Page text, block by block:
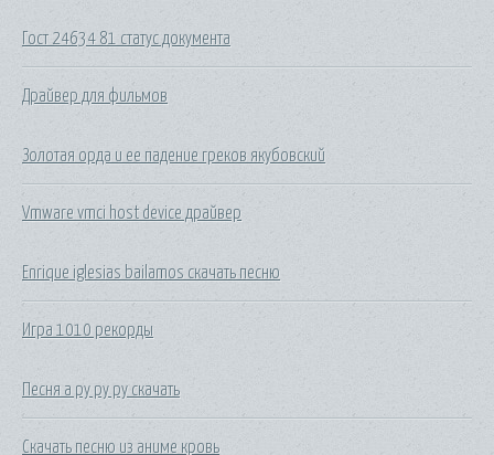
Гост 24634 81 статус документа
Драйвер для фильмов
Золотая орда и ее падение греков якубовский
Vmware vmci host device драйвер
Enrique iglesias bailamos скачать песню
Игра 1010 рекорды
Песня а ру ру ру скачать
Скачать песню из аниме кровь